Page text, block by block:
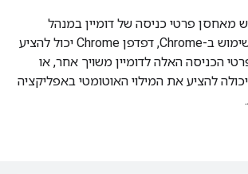
פרטי כניסה של דומיין במנהל
הסיסמאות בזמן השימוש ב-Chrome, דפדפן Chrome יכול להציע
הכניסה האלה לדומיין משויך אחר, או
שמערכת Android יכולה להציע את המילוי האוטומטי באפליקציה